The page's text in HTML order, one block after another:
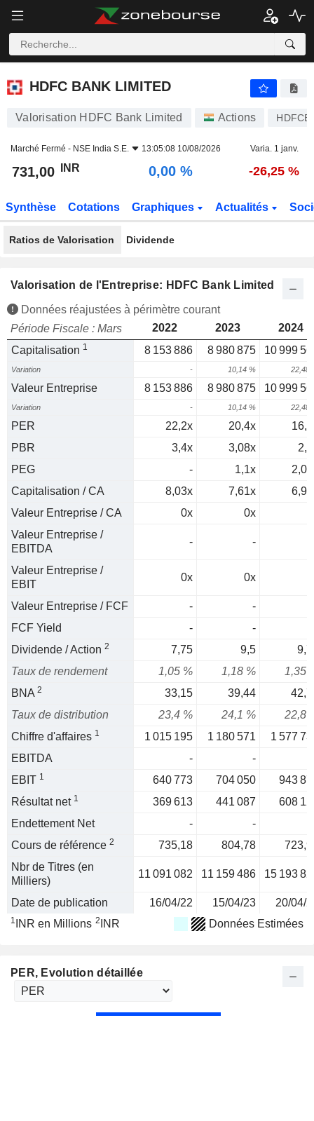
HDFC BANK LIMITED
HDFC BANK LIMITED
Valorisation HDFC Bank Limited Actions
Marché Fermé - NSE India S.E. 13:05:08 10/08/2026 Varia. 1 janv.
731,00 INR 0,00 % -26,25 %
Synthèse Cotations Graphiques Actualités
Ratios de Valorisation Dividende
Valorisation de l'Entreprise: HDFC Bank Limited
Données réajustées à périmètre courant
Période Fiscale : Mars
2022 2023
2024
Capitalisation 1 8 153 886 8 980 875 10 999
Variation - 10,14 % 22,48
Valeur Entreprise 8 153 886 8 980 875 10 999
Variation - 10,14 % 22,48
PER 22,2x 20,4x
PBR
3,4x 3,08x
PEG
- 1,1x
Capitalisation / CA
8,03x 7,61x
Valeur Entreprise / CA
0x 0x
Valeur Entreprise /
EBITDA
- -
Valeur Entreprise /
EBIT
0x 0x
Valeur Entreprise / FCF -
-
FCF Yield
-
-
Dividende / Action 2 7,75 9,5
Taux de rendement
1,05 % 1,18 %
1,35
BNA 2 33,15 39,44
Taux de distribution
23,4 % 24,1 %
22,8
Chiffre d'affaires 1 1 015 195 1 180 571
1 577
EBITDA
-
-
EBIT 1 640 773 704 050
943
Résultat net 1 369 613 441 087
608
Endettement Net
-
-
Cours de référence 2 735,18 804,78
Nbr de Titres (en
Milliers)
11 091 082 11 159 486 15 193
Date de publication 16/04/22 15/04/23 20/04/
1 INR en Millions 2 INR Données Estimées
PER, Evolution détaillée